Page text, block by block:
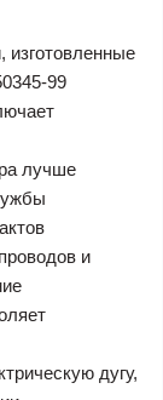
99
лучше
и
дугу,